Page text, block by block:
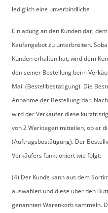
lediglich eine unverbindliche
Einladung an den Kunden dar,
Kaufangebot zu unterbreiten.
Kunden erhalten hat, wird dem
den seiner Bestellung beim
Mail (Bestellbestätigung). Die
Annahme der Bestellung dar.
wird der Verkäufer diese
von 2 Werktagen mitteilen, ob er
(Auftragsbestätigung). Der
Verkäufers funktioniert wie folgt:
(4) Der Kunde kann aus dem
auswählen und diese über den
genannten Warenkorb sammeln.